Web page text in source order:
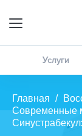
Услуги
Главная /
Современные